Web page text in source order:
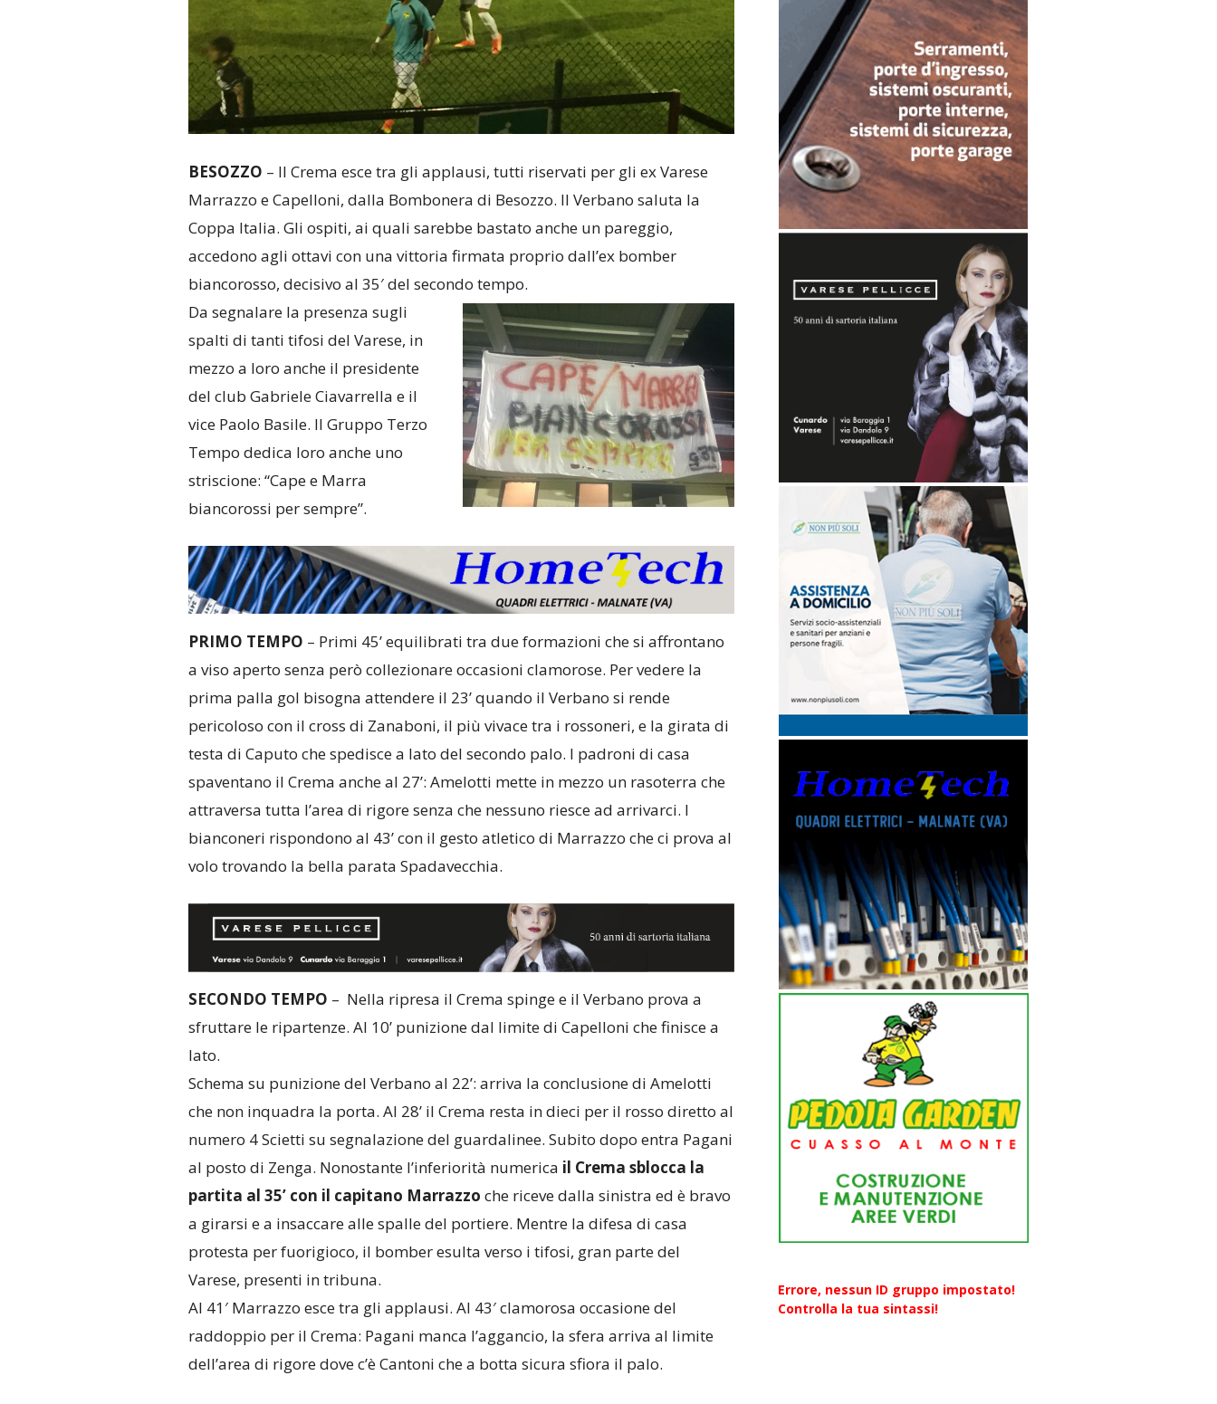
BESOZZO – Il Crema esce tra gli applausi, tutti riservati per gli ex Varese
Marrazzo e Capelloni, dalla Bombonera di Besozzo. Il Verbano saluta la
Coppa Italia. Gli ospiti, ai quali sarebbe bastato anche un pareggio,
accedono agli ottavi con una vittoria firmata proprio dall’ex bomber
biancorosso, decisivo al 35′ del secondo tempo.
Da segnalare la presenza sugli
spalti di tanti tifosi del Varese, in
mezzo a loro anche il presidente
del club Gabriele Ciavarrella e il
vice Paolo Basile. Il Gruppo Terzo
Tempo dedica loro anche uno
striscione: “Cape e Marra
biancorossi per sempre”.
PRIMO TEMPO – Primi 45’ equilibrati tra due formazioni che si affrontano
a viso aperto senza però collezionare occasioni clamorose. Per vedere la
prima palla gol bisogna attendere il 23’ quando il Verbano si rende
pericoloso con il cross di Zanaboni, il più vivace tra i rossoneri, e la girata di
testa di Caputo che spedisce a lato del secondo palo. I padroni di casa
spaventano il Crema anche al 27’: Amelotti mette in mezzo un rasoterra che
attraversa tutta l’area di rigore senza che nessuno riesce ad arrivarci. I
bianconeri rispondono al 43’ con il gesto atletico di Marrazzo che ci prova al
volo trovando la bella parata Spadavecchia.
SECONDO TEMPO – Nella ripresa il Crema spinge e il Verbano prova a
sfruttare le ripartenze. Al 10’ punizione dal limite di Capelloni che finisce a
lato.
Schema su punizione del Verbano al 22’: arriva la conclusione di Amelotti
che non inquadra la porta. Al 28’ il Crema resta in dieci per il rosso diretto al
numero 4 Scietti su segnalazione del guardalinee. Subito dopo entra Pagani
al posto di Zenga. Nonostante l’inferiorità numerica il Crema sblocca la
partita al 35’ con il capitano Marrazzo che riceve dalla sinistra ed è bravo
a girarsi e a insaccare alle spalle del portiere. Mentre la difesa di casa
protesta per fuorigioco, il bomber esulta verso i tifosi, gran parte del
Varese, presenti in tribuna.
Al 41′ Marrazzo esce tra gli applausi. Al 43′ clamorosa occasione del
raddoppio per il Crema: Pagani manca l’aggancio, la sfera arriva al limite
dell’area di rigore dove c’è Cantoni che a botta sicura sfiora il palo.
Errore, nessun ID gruppo impostato!
Controlla la tua sintassi!